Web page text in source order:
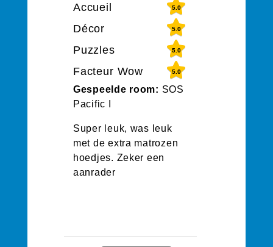
Accueil 5.0
Décor 5.0
Puzzles 5.0
Facteur Wow 5.0
Gespeelde room: SOS
Pacific I
Super leuk, was leuk
met de extra matrozen
hoedjes. Zeker een
aanrader